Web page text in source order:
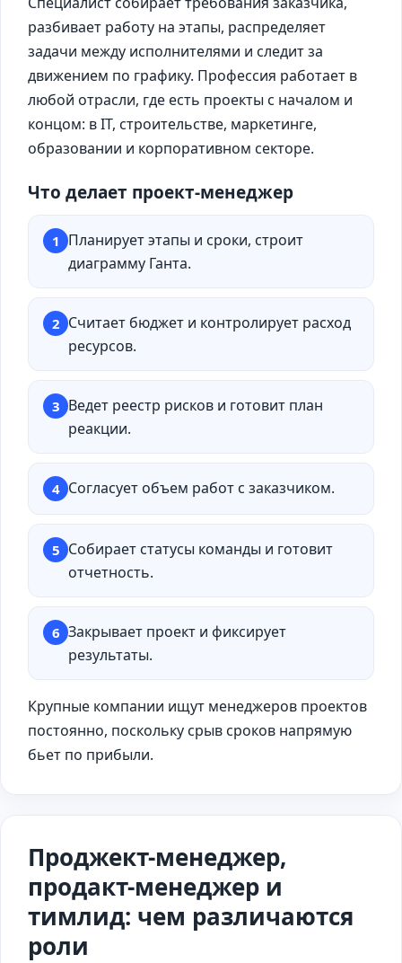
разбивает работу на этапы, распределяет
задачи между исполнителями и следит за
движением по графику. Профессия работает в
любой отрасли, где есть проекты с началом и
концом: в IT, строительстве, маркетинге,
образовании и корпоративном секторе.
Что делает проект-менеджер
1 Планирует этапы и сроки, строит
диаграмму Ганта.
2 Считает бюджет и контролирует расход
ресурсов.
3 Ведет реестр рисков и готовит план
реакции.
4 Согласует объем работ с заказчиком.
5 Собирает статусы команды и готовит
отчетность.
6 Закрывает проект и фиксирует
результаты.
Крупные компании ищут менеджеров проектов
постоянно, поскольку срыв сроков напрямую
бьет по прибыли.
Проджект-менеджер,
продакт-менеджер и
тимлид: чем различаются
роли